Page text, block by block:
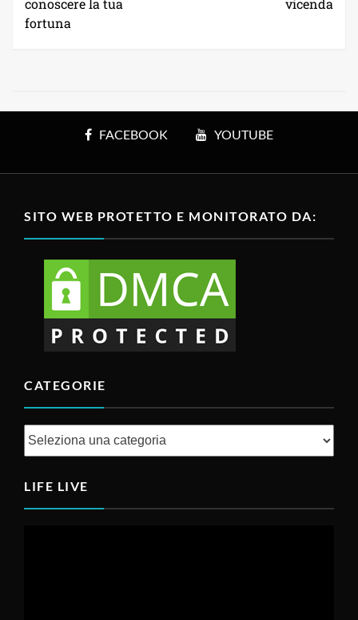
conoscere la tua
fortuna
vicenda
FACEBOOK YOUTUBE
SITO WEB PROTETTO E MONITORATO DA:
CATEGORIE
Categorie
LIFE LIVE